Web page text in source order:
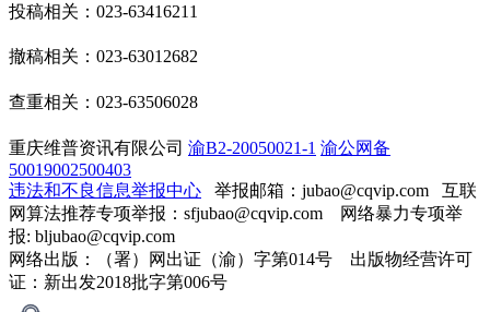
投稿相关：023-63416211
撤稿相关：023-63012682
查重相关：023-63506028
重庆维普资讯有限公司 渝B2-20050021-1 渝公网备
50019002500403
违法和不良信息举报中心 举报邮箱：jubao@cqvip.com 互联
网算法推荐专项举报：sfjubao@cqvip.com 网络暴力专项举
报: bljubao@cqvip.com
网络出版：（署）网出证（渝）字第014号 出版物经营许可
证：新出发2018批字第006号